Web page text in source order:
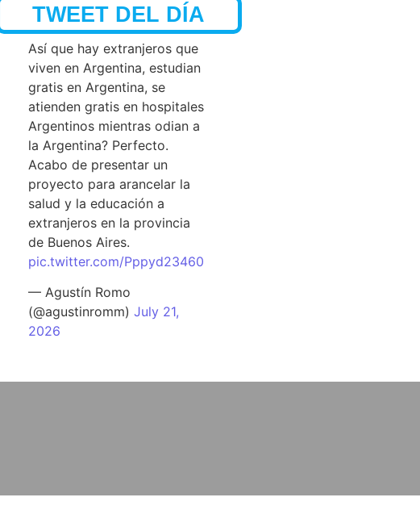
TWEET DEL DÍA
Así que hay extranjeros que
viven en Argentina, estudian
gratis en Argentina, se
atienden gratis en hospitales
Argentinos mientras odian a
la Argentina? Perfecto.
Acabo de presentar un
proyecto para arancelar la
salud y la educación a
extranjeros en la provincia
de Buenos Aires.
pic.twitter.com/Pppyd23460
— Agustín Romo
(@agustinromm)July 21,
2026